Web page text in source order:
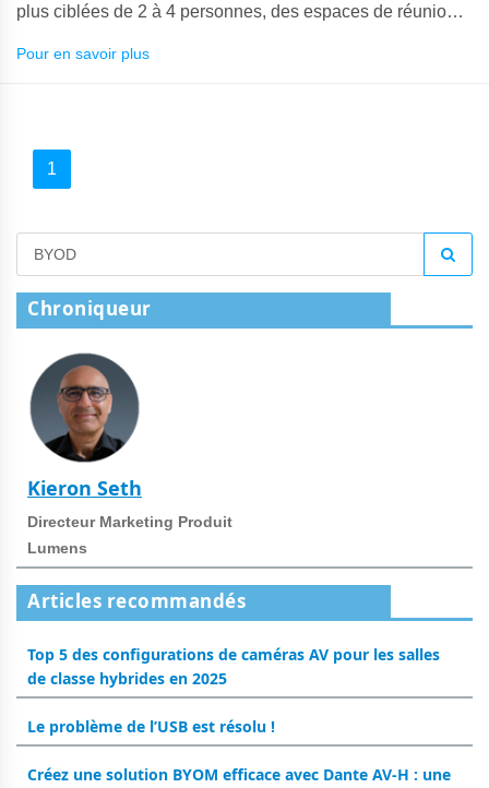
plus ciblées de 2 à 4 personnes, des espaces de réunion
peuvent utiliser cet espace de manière flexible, que ce soit
Pour en savoir plus
1
Chroniqueur
Kieron Seth
Directeur Marketing Produit
Lumens
Articles recommandés
Top 5 des configurations de caméras AV pour les salles
de classe hybrides en 2025
Le problème de l’USB est résolu !
Créez une solution BYOM efficace avec Dante AV-H : une